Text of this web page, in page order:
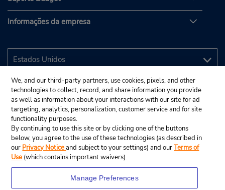
Informações da empresa
We, and our third-party partners, use cookies, pixels, and other
technologies to collect, record, and share information you provide
as well as information about your interactions with our site for ad
targeting, analytics, personalization, customer service and for site
functionality purposes.
By continuing to use this site or by clicking one of the buttons
below, you agree to the use of these technologies (as described in
our Privacy Noticeand subject to your settings) and ourTerms of
Use (which contains important waivers).
Manage Preferences